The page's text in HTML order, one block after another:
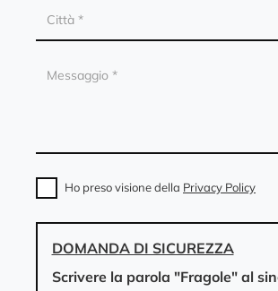
Ho preso visione della Privacy Policy
DOMANDA DI SICUREZZA
Scrivere la parola "Fragole" al